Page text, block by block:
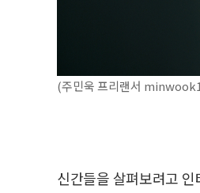
(주민욱 프리랜서
신간들을 살펴보려고